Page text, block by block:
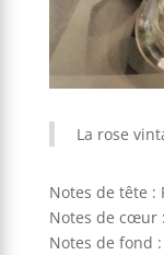
La rose
Notes de tête :
Notes de cœur
Notes de fond